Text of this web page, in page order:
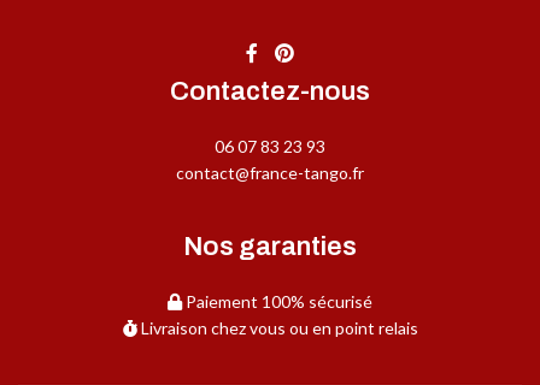
Contactez-nous
06 07 83 23 93
contact@france-tango.fr
Nos garanties
Paiement 100% sécurisé
Livraison chez vous ou en point relais